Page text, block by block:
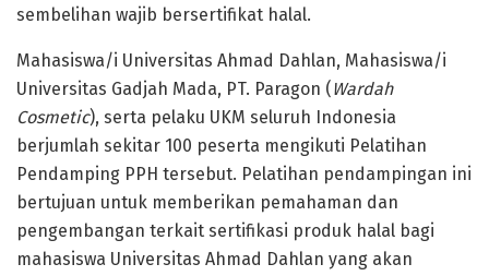
sembelihan wajib bersertifikat halal.
Mahasiswa/i Universitas Ahmad Dahlan, Mahasiswa/i
Universitas Gadjah Mada, PT. Paragon ( Wardah
Cosmetic), serta pelaku UKM seluruh Indonesia
berjumlah sekitar 100 peserta mengikuti Pelatihan
Pendamping PPH tersebut. Pelatihan pendampingan ini
bertujuan untuk memberikan pemahaman dan
pengembangan terkait sertifikasi produk halal bagi
mahasiswa Universitas Ahmad Dahlan yang akan